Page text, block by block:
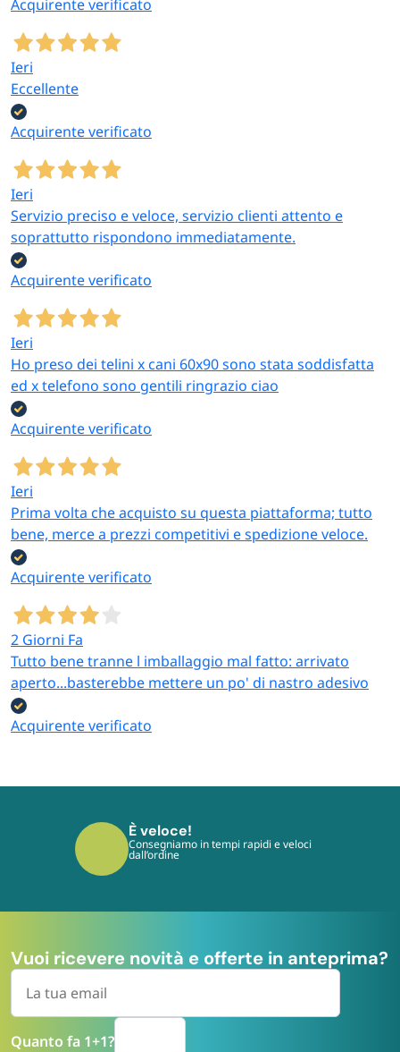
Acquirente verificato
Ieri
Eccellente
Acquirente verificato
Ieri
Servizio preciso e veloce, servizio clienti attento e
soprattutto rispondono immediatamente.
Acquirente verificato
Ieri
Ho preso dei telini x cani 60x90 sono stata soddisfatta
ed x telefono sono gentili ringrazio ciao
Acquirente verificato
Ieri
Prima volta che acquisto su questa piattaforma; tutto
bene, merce a prezzi competitivi e spedizione veloce.
Acquirente verificato
2 Giorni Fa
Tutto bene tranne l imballaggio mal fatto: arrivato
aperto...basterebbe mettere un po' di nastro adesivo
Acquirente verificato
È veloce!
Consegniamo in tempi rapidi e veloci
dall’ordine
Vuoi ricevere novità e offerte in anteprima?
Quanto fa 1+1?